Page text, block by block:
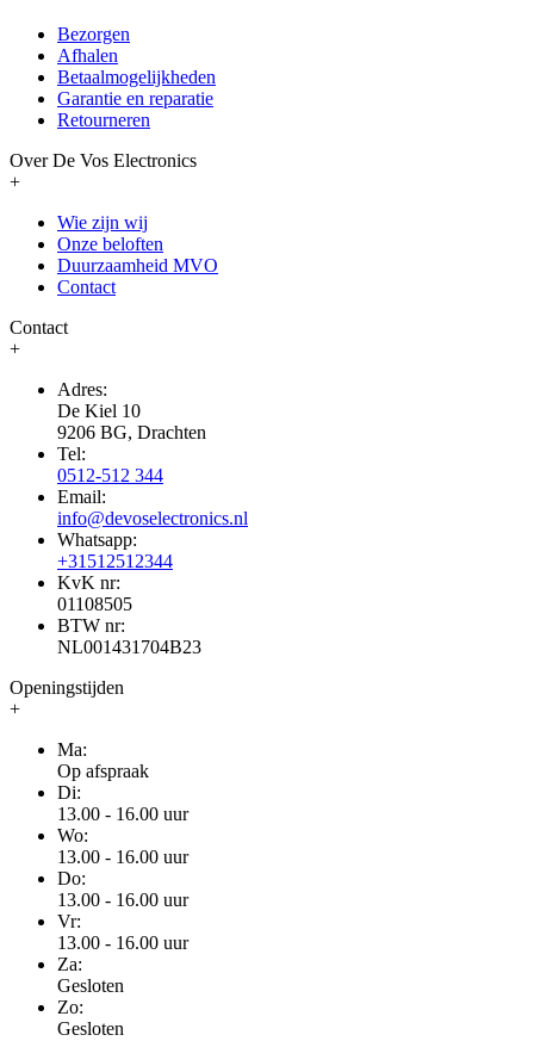
Bezorgen
Afhalen
Betaalmogelijkheden
Garantie en reparatie
Retourneren
Over De Vos Electronics
+
Wie zijn wij
Onze beloften
Duurzaamheid MVO
Contact
Contact
+
Adres:
De Kiel 10
9206 BG, Drachten
Tel:
0512-512 344
Email:
info@devoselectronics.nl
Whatsapp:
+31512512344
KvK nr:
01108505
BTW nr:
NL001431704B23
Openingstijden
+
Ma:
Op afspraak
Di:
13.00 - 16.00 uur
Wo:
13.00 - 16.00 uur
Do:
13.00 - 16.00 uur
Vr:
13.00 - 16.00 uur
Za:
Gesloten
Zo:
Gesloten